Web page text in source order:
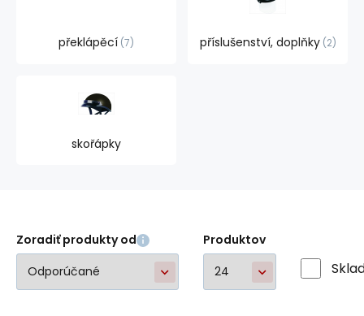
překlápěcí 7 příslušenství, doplňky 2
skořápky
Zoradiť produkty od Produktov